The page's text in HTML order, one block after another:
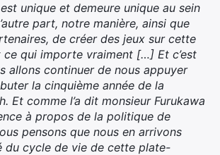
unique et demeure unique au sein
part, notre manière, ainsi que
de créer des jeux sur cette
qui importe vraiment […] Et c’est
allons continuer de nous appuyer
la cinquième année de la
Et comme l’a dit monsieur Furukawa
à propos de la politique de
pensons que nous en arrivons
du cycle de vie de cette plate-